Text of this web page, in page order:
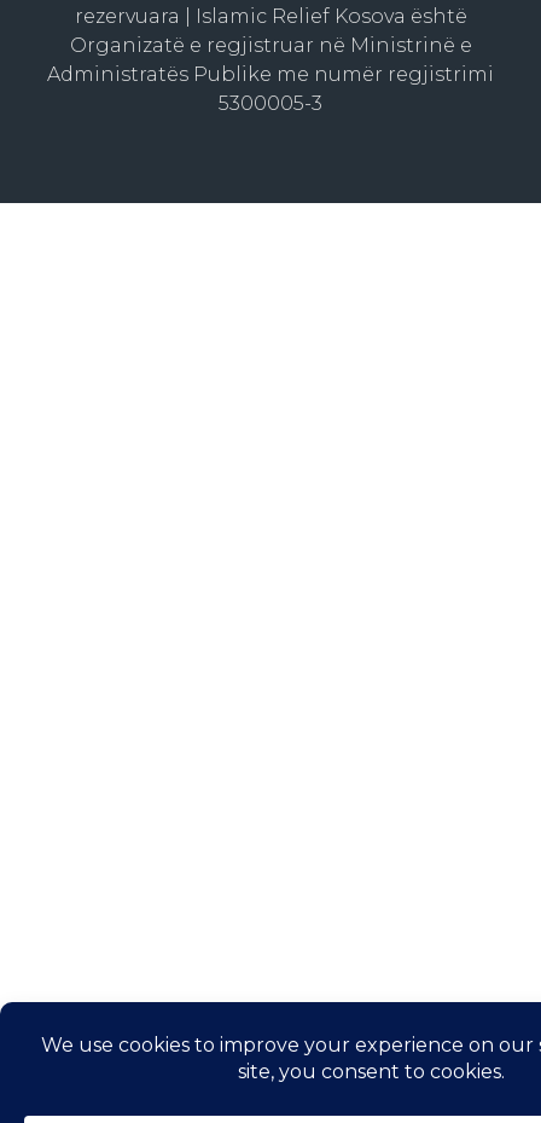
rezervuara | Islamic Relief Kosova është
Organizatë e regjistruar në Ministrinë e
Administratës Publike me numër regjistrimi
5300005-3